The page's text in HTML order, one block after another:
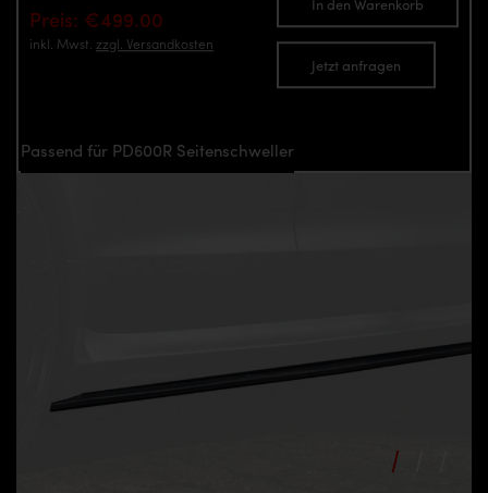
Preis: €499.00
inkl. Mwst. zzgl. Versandkosten
In den Warenkorb
Jetzt anfragen
Passend für PD600R Seitenschweller